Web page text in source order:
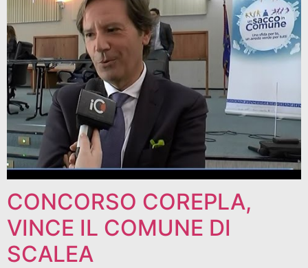
CONCORSO COREPLA,
VINCE IL COMUNE DI
SCALEA